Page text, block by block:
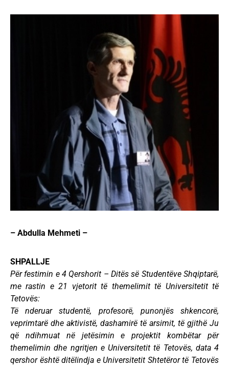
– Abdulla Mehmeti –
SHPALLJE
Për festimin e 4 Qershorit – Ditës së Studentëve Shqiptarë,
me rastin e 21 vjetorit të themelimit të Universitetit të
Tetovës:
Të nderuar studentë, profesorë, punonjës shkencorë,
veprimtarë dhe aktivistë, dashamirë të arsimit, të gjithë Ju
që ndihmuat në jetësimin e projektit kombëtar për
themelimin dhe ngritjen e Universitetit të Tetovës, data 4
qershor është ditëlindja e Universitetit Shtetëror të Tetovës